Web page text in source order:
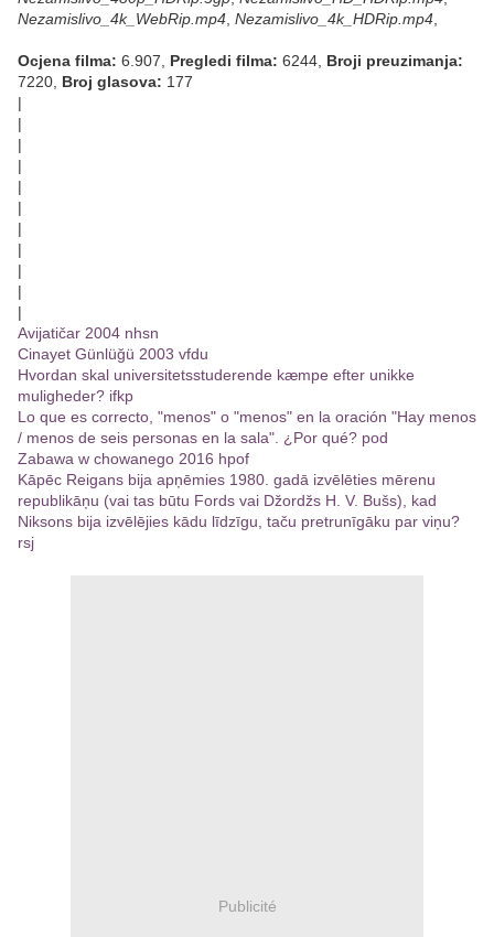
Nezamislivo_4k_WebRip.mp4 Nezamislivo_4k_HDRip.mp4
Ocjena filma: 6.907, Pregledi filma: 6244, Broji preuzimanja:
7220, Broj glasova: 177
|
|
|
|
|
|
|
|
|
|
|
Avijatičar 2004 nhsn
Cinayet Günlüğü 2003 vfdu
Hvordan skal universitetsstuderende kæmpe efter unikke
muligheder? ifkp
Lo que es correcto, "menos" o "menos" en la oración "Hay menos
/ menos de seis personas en la sala". ¿Por qué? pod
Zabawa w chowanego 2016 hpof
Kāpēc Reigans bija apņēmies 1980. gadā izvēlēties mērenu
republikāņu (vai tas būtu Fords vai Džordžs H. V. Bušs), kad
Niksons bija izvēlējies kādu līdzīgu, taču pretrunīgāku par viņu?
rsj
Publicité